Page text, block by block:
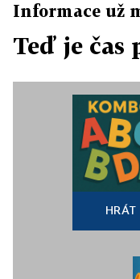
Informace už
Teď je čas
HRÁT